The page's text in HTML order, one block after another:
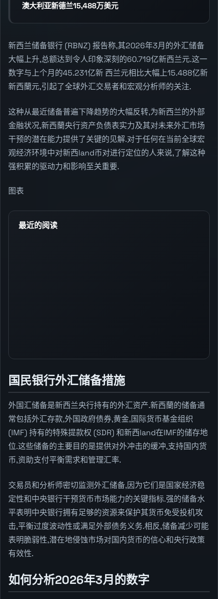
澳大利亚新德兰15,488万美元
新西兰储备银行 (RBNZ) 报告称,其2026年3月的外汇储备
大幅上升,总额达到令人印象深刻的60.719亿新西兰元.这一
数字与上个月的45.231亿新 西兰元相比大幅上15.488亿新
新西蘭元,引起了全球外汇交易者和宏观分析师的关注.
这种从最近储备普遍下降趋势的大幅反转,为新西兰的外部
金融状况,新西蘭央行资产负债表实力及其对未来外汇市场
干预的潜在能力提供了关键的见解.对于任何在当前全球宏
观经济环境中对新西land币对进行定位的人来说,了解这种
强积累的驱动力和影响至关重要.
图表
最近的阅读
国民银行外汇储备措施
外国汇储备是新西兰央行持有的外汇资产.新西蘭的储备通
常包括外汇存款,外国政府债券,黄金,国际货币基金组织
(IMF) 持有的特殊提款权 (SDR) 和新西land在IMF的储存地
位.这些储备的主要目的是提供对外冲击的缓冲,支持国内货
币,资助支付平衡需求和管理汇率.
交易员和分析师密切监测外汇储备,因为它们是国家经济稳
定性和中央银行干预货币市场能力的关键指标.强的储备水
平表明中央银行拥有足够的资源来保护其货币免受投机攻
击,平衡过度波动性或满足外部债务义务.相反,储备减少可能
表明脆弱性,潜在地侵蚀市场对国内货币的信心和央行政策
有效性.
如何分析2026年3月的数字